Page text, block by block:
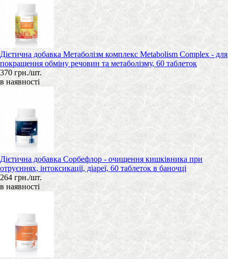
Дієтична добавка Метаболізм комплекс Metabolism Complex - для
покращення обміну речовин та метаболізму, 60 таблеток
370 грн./шт.
в наявності
Дієтична добавка Сорбефлор - очищення кишківника при
отруєннях, інтоксикації, діареї, 60 таблеток в баночці
264 грн./шт.
в наявності